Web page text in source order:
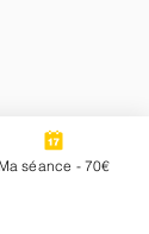
Ma séance - 70€